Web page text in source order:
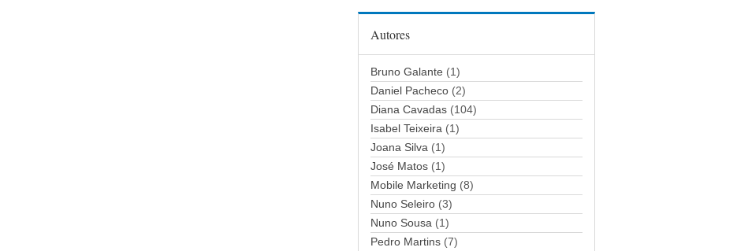
o
d
e
e
m
a
i
l
Autores
Bruno Galante (1)
Daniel Pacheco (2)
Diana Cavadas (104)
Isabel Teixeira (1)
Joana Silva (1)
José Matos (1)
Mobile Marketing (8)
Nuno Seleiro (3)
Nuno Sousa (1)
Pedro Martins (7)